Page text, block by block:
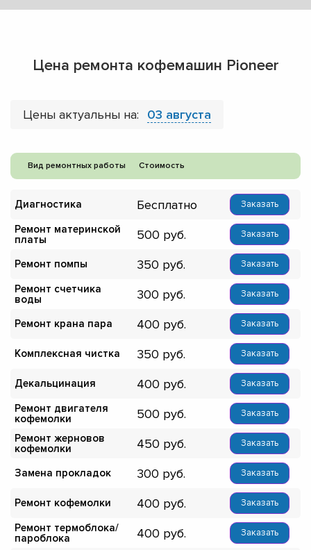
Цена ремонта кофемашин Pioneer
Цены актуальны на: 03 августа
Вид ремонтных работы Стоимость
Диагностика Бесплатно Заказать
Ремонт материнской
платы
500 Заказать
Ремонт помпы 350 Заказать
Ремонт счетчика
воды
300 Заказать
Ремонт крана пара 400 Заказать
Комплексная чистка 350 Заказать
Декальцинация 400 Заказать
Ремонт двигателя
кофемолки
500 Заказать
Ремонт жерновов
кофемолки
450 Заказать
Замена прокладок 300 Заказать
Ремонт кофемолки 400 Заказать
Ремонт термоблока/
пароблока
400 Заказать